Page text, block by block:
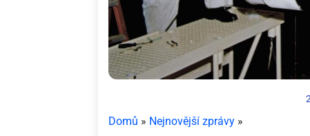
Domů » Nejnovější zprávy »